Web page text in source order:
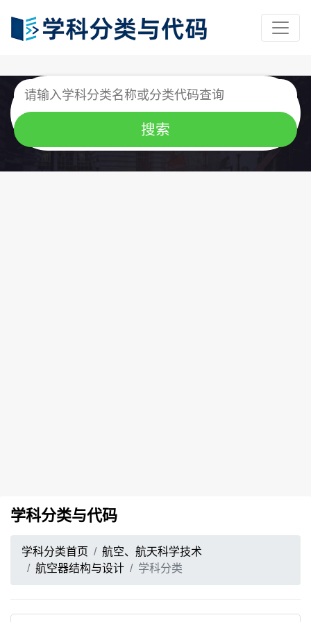
学科分类与代码
学科分类首页
航空、航天科学技术
航空器结构与设计
学科分类